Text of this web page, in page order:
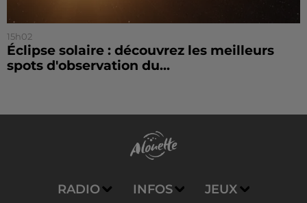
15h02
Éclipse solaire : découvrez les meilleurs
spots d'observation du...
RADIO INFOS JEUX